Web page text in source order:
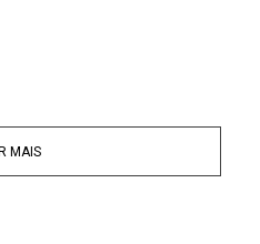
e um elemento de
ajudam a reduzir a
MAIS